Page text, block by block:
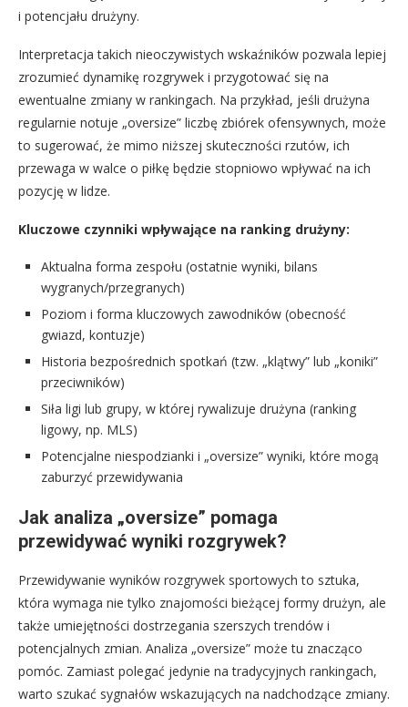
i potencjału drużyny.
Interpretacja takich nieoczywistych wskaźników pozwala lepiej
zrozumieć dynamikę rozgrywek i przygotować się na
ewentualne zmiany w rankingach. Na przykład, jeśli drużyna
regularnie notuje „oversize” liczbę zbiórek ofensywnych, może
to sugerować, że mimo niższej skuteczności rzutów, ich
przewaga w walce o piłkę będzie stopniowo wpływać na ich
pozycję w lidze.
Kluczowe czynniki wpływające na ranking drużyny:
Aktualna forma zespołu (ostatnie wyniki, bilans
wygranych/przegranych)
Poziom i forma kluczowych zawodników (obecność
gwiazd, kontuzje)
Historia bezpośrednich spotkań (tzw. „klątwy” lub „koniki”
przeciwników)
Siła ligi lub grupy, w której rywalizuje drużyna (ranking
ligowy, np. MLS)
Potencjalne niespodzianki i „oversize” wyniki, które mogą
zaburzyć przewidywania
Jak analiza „oversize” pomaga
przewidywać wyniki rozgrywek?
Przewidywanie wyników rozgrywek sportowych to sztuka,
która wymaga nie tylko znajomości bieżącej formy drużyn, ale
także umiejętności dostrzegania szerszych trendów i
potencjalnych zmian. Analiza „oversize” może tu znacząco
pomóc. Zamiast polegać jedynie na tradycyjnych rankingach,
warto szukać sygnałów wskazujących na nadchodzące zmiany.